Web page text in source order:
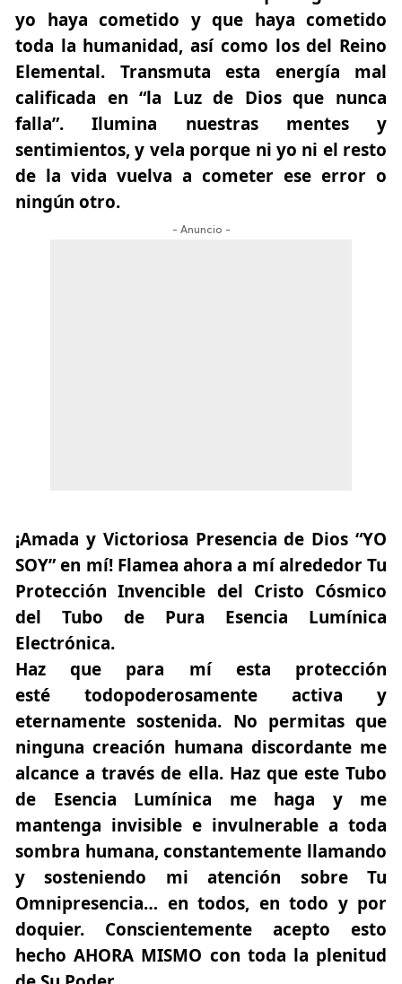
yo haya cometido y que haya cometido
toda la humanidad, así como los del Reino
Elemental. Transmuta esta energía mal
calificada en “la Luz de Dios que nunca
falla”. Ilumina nuestras mentes y
sentimientos, y vela porque ni yo ni el resto
de la vida vuelva a cometer ese error o
ningún otro.
- Anuncio -
¡Amada y Victoriosa Presencia de Dios “YO
SOY” en mí! Flamea ahora a mí alrededor Tu
Protección Invencible del Cristo Cósmico
del Tubo de Pura Esencia Lumínica
Electrónica.
Haz que para mí esta protección
esté todopoderosamente activa y
eternamente sostenida. No permitas que
ninguna creación humana discordante me
alcance a través de ella. Haz que este Tubo
de Esencia Lumínica me haga y me
mantenga invisible e invulnerable a toda
sombra humana, constantemente llamando
y sosteniendo mi atención sobre Tu
Omnipresencia… en todos, en todo y por
doquier. Conscientemente acepto esto
hecho AHORA MISMO con toda la plenitud